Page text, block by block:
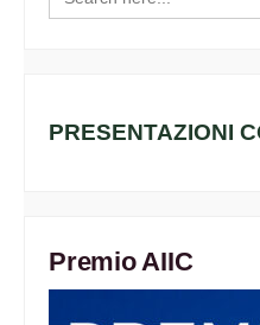
for:
PRESENTAZIONI
Premio AIIC